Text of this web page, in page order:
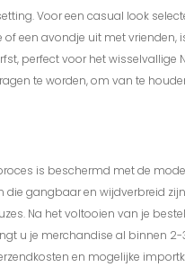
Voor een casual look
een avondje uit met vrienden,
perfect voor het wisselvallige
te worden, om van te
is beschermd met de
gangbaar en wijdverbreid zijn
Na het voltooien van je
u je merchandise al binnen
en mogelijke